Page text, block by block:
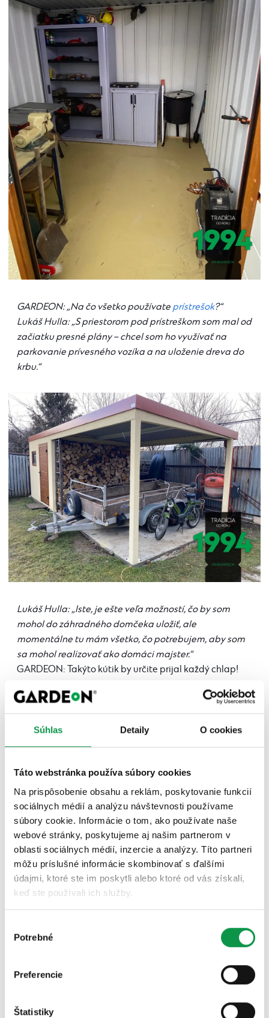
Súhlas Detaily O cookies
Táto webstránka používa súbory cookies
Na prispôsobenie obsahu a reklám, poskytovanie funkcií
sociálnych médií a analýzu návštevnosti používame
súbory cookie. Informácie o tom, ako používate naše
webové stránky, poskytujeme aj našim partnerom v
oblasti sociálnych médií, inzercie a analýzy. Títo partneri
môžu príslušné informácie skombinovať s ďalšími
údajmi, ktoré ste im poskytli alebo ktoré od vás získali,
keď ste používali ich služby.
súhlasu
Potrebné
Preferencie
Štatistiky
GARDEON: „Na čo všetko používate prístrešok?“
Lukáš Hulla: „S priestorom pod prístreškom som mal od
začiatku presné plány – chcel som ho využívať na
parkovanie prívesného vozíka a na uloženie dreva do
krbu.“
Lukáš Hulla: „Iste, je ešte veľa možností, čo by som
mohol do záhradného domčeka uložiť, ale
momentálne tu mám všetko, čo potrebujem, aby som
sa mohol realizovať ako domáci majster.“
GARDEON: Takýto kútik by určite prijal každý chlap!
Pán Hulla svoj domček s prístreškom využíva naplno a
to nás veľmi teší. Vidno, že má z neho radosť – môže sa
tu „vyblázniť“ a naplno sa venovať svojmu „kutilstvu“.